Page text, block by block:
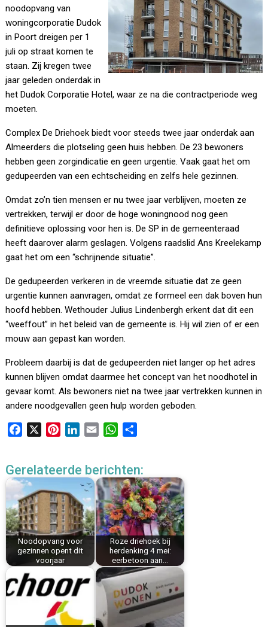
noodopvang van
woningcorporatie Dudok
in Poort dreigen per 1
juli op straat komen te
staan. Zij kregen twee
jaar geleden onderdak in
het Dudok Corporatie Hotel, waar ze na die contractperiode weg
moeten.
Complex De Driehoek biedt voor steeds twee jaar onderdak aan
Almeerders die plotseling geen huis hebben. De 23 bewoners
hebben geen zorgindicatie en geen urgentie. Vaak gaat het om
gedupeerden van een echtscheiding en zelfs hele gezinnen.
Omdat zo’n tien mensen er nu twee jaar verblijven, moeten ze
vertrekken, terwijl er door de hoge woningnood nog geen
definitieve oplossing voor hen is. De SP in de gemeenteraad
heeft daarover alarm geslagen. Volgens raadslid Ans Kreelekamp
gaat het om een “schrijnende situatie”.
De gedupeerden verkeren in de vreemde situatie dat ze geen
urgentie kunnen aanvragen, omdat ze formeel een dak boven hun
hoofd hebben. Wethouder Julius Lindenbergh erkent dat dit een
“weeffout” in het beleid van de gemeente is. Hij wil zien of er een
mouw aan gepast kan worden.
Probleem daarbij is dat de gedupeerden niet langer op het adres
kunnen blijven omdat daarmee het concept van het noodhotel in
gevaar komt. Als bewoners niet na twee jaar vertrekken kunnen in
andere noodgevallen geen hulp worden geboden.
e
b
o
o
k
t
r
e
s
t
k
e
d
I
n
i
l
W
t
s
A
p
p
e
n
Gerelateerde berichten:
Noodopvang voor
gezinnen opent dit
voorjaar
Roze driehoek bij
herdenking 4 mei:
eerbetoon aan…